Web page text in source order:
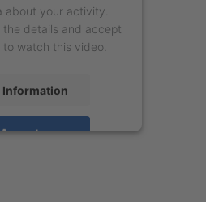
about your activity.
the details and accept
watch this video.
Information
Accept